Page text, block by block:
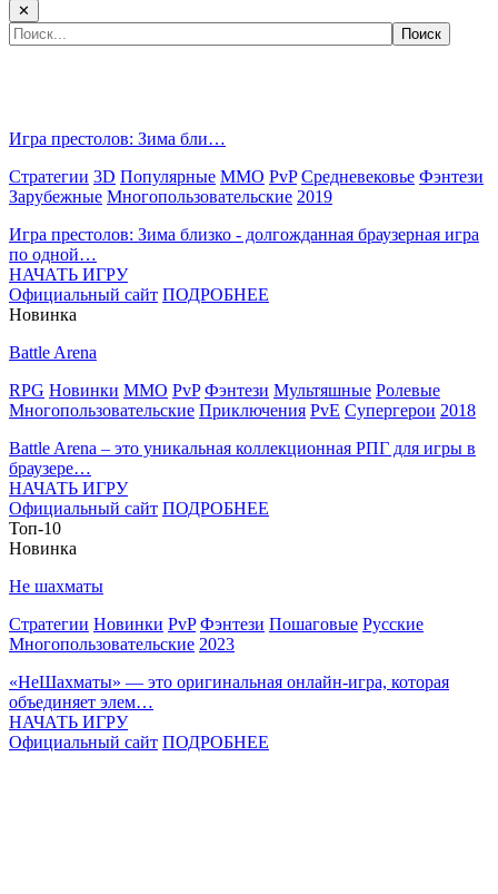
✕
Игра престолов: Зима бли…
Стратегии 3D Популярные MMO PvP Средневековье Фэнтези
Зарубежные Многопользовательские 2019
Игра престолов: Зима близко - долгожданная браузерная игра
по одной…
НАЧАТЬ ИГРУ
Официальный сайт ПОДРОБНЕЕ
Новинка
Battle Arena
RPG Новинки MMO PvP Фэнтези Мультяшные Ролевые
Многопользовательские Приключения PvE Супергерои 2018
Battle Arena – это уникальная коллекционная РПГ для игры в
браузере…
НАЧАТЬ ИГРУ
Официальный сайт ПОДРОБНЕЕ
Топ-10
Новинка
Не шахматы
Стратегии Новинки PvP Фэнтези Пошаговые Русские
Многопользовательские 2023
«НеШахматы» — это оригинальная онлайн-игра, которая
объединяет элем…
НАЧАТЬ ИГРУ
Официальный сайт ПОДРОБНЕЕ